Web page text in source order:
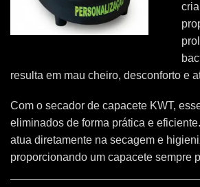
resulta em mau cheiro, desconforto e
Com o secador de capacete KWT,
eliminados de forma prática e
atua diretamente na secagem e
proporcionando um capacete sempre